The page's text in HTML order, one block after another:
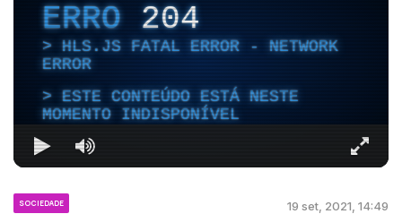
ERRO204
HLS.JS FATAL ERROR - NETWORK
ERROR
ESTE CONTEÚDO ESTÁ NESTE
MOMENTO INDISPONÍVEL
SOCIEDADE 19 set, 2021, 14:49